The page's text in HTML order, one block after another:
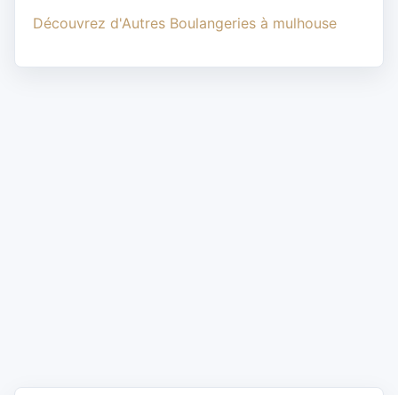
Découvrez d'Autres Boulangeries à mulhouse